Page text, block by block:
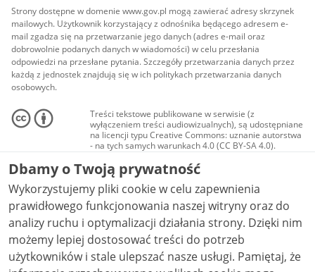
Strony dostępne w domenie www.gov.pl mogą zawierać adresy skrzynek
mailowych. Użytkownik korzystający z odnośnika będącego adresem e-
mail zgadza się na przetwarzanie jego danych (adres e-mail oraz
dobrowolnie podanych danych w wiadomości) w celu przesłania
odpowiedzi na przesłane pytania. Szczegóły przetwarzania danych przez
każdą z jednostek znajdują się w ich politykach przetwarzania danych
osobowych.
Treści tekstowe publikowane w serwisie (z
wyłączeniem treści audiowizualnych), są udostępniane
na licencji typu Creative Commons: uznanie autorstwa
- na tych samych warunkach 4.0 (CC BY-SA 4.0).
Materiały audiowizualne, w tym zdjęcia, materiały
audio i wideo, są udostępniane na licencji typu
Creative Commons: uznanie autorstwa użycie
niekomercyjne - bez utworów zależnych 4.0 (CC BY-
NC-ND 4.0), o ile nie jest to stwierdzone inaczej.
Dbamy o Twoją prywatność
Wykorzystujemy pliki cookie w celu zapewnienia
prawidłowego funkcjonowania naszej witryny oraz do
analizy ruchu i optymalizacji działania strony. Dzięki nim
możemy lepiej dostosować treści do potrzeb
użytkowników i stale ulepszać nasze usługi. Pamiętaj, że